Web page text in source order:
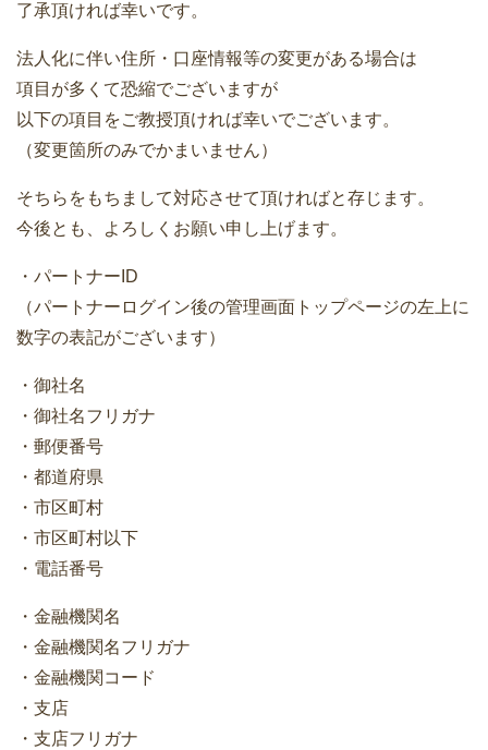
了承頂ければ幸いです。
法人化に伴い住所・口座情報等の変更がある場合は
項目が多くて恐縮でございますが
以下の項目をご教授頂ければ幸いでございます。
（変更箇所のみでかまいません）
そちらをもちまして対応させて頂ければと存じます。
今後とも、よろしくお願い申し上げます。
・パートナーID
（パートナーログイン後の管理画面トップページの左上に
数字の表記がございます）
・御社名
・御社名フリガナ
・郵便番号
・都道府県
・市区町村
・市区町村以下
・電話番号
・金融機関名
・金融機関名フリガナ
・金融機関コード
・支店
・支店フリガナ